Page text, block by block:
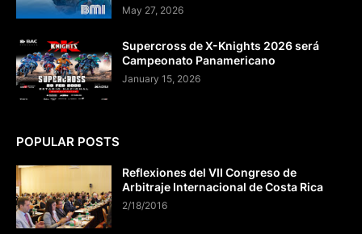
May 27, 2026
Supercross de X-Knights 2026 será
Campeonato Panamericano
January 15, 2026
POPULAR POSTS
Reflexiones del VII Congreso de
Arbitraje Internacional de Costa Rica
2/18/2016